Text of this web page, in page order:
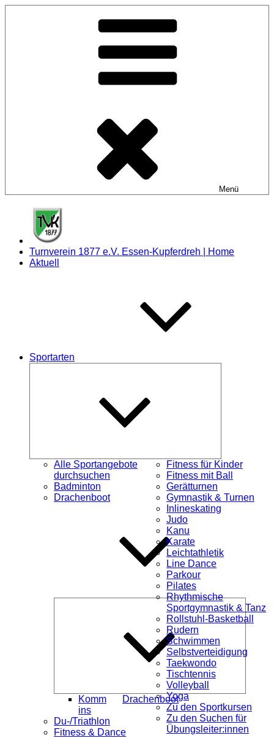
Menü
Turnverein 1877 e.V. Essen-Kupferdreh | Home
Aktuell
Sportarten
Alle Sportangebote
durchsuchen
Badminton
Drachenboot
öffnen
Komm
ins
Drachenboot
Du-/Triathlon
Fitness & Dance
Fitness für Kinder
Fitness mit Ball
Gerätturnen
Gymnastik & Turnen
Inlineskating
Judo
Kanu
Karate
Leichtathletik
Line Dance
Parkour
Pilates
Rhythmische
Sportgymnastik & Tanz
Rollstuhl-Basketball
Rudern
Schwimmen
Selbstverteidigung
Taekwondo
Tischtennis
Volleyball
Yoga
Zu den Sportkursen
Zu den Suchen für
Übungsleiter:innen